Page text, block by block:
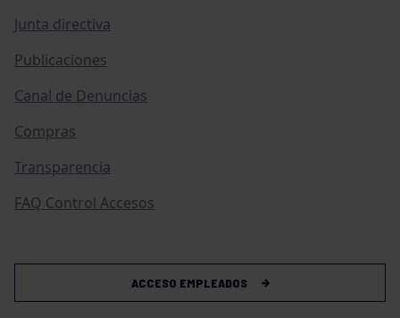
Junta directiva
Publicaciones
Canal de Denuncias
Compras
Transparencia
FAQ Control Accesos
ACCESO EMPLEADOS